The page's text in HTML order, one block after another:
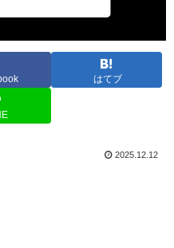
はてブ
2025.12.12